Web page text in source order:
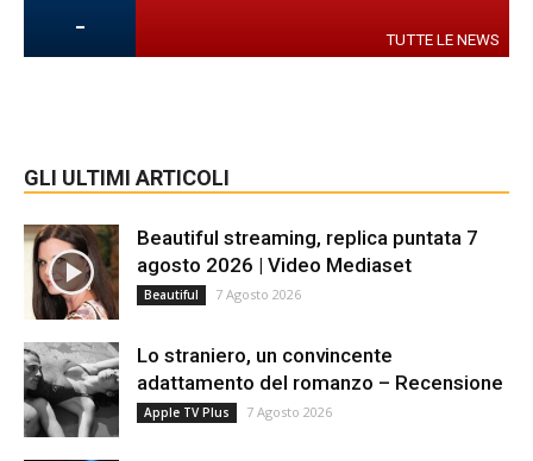
- TUTTE LE NEWS
GLI ULTIMI ARTICOLI
Beautiful streaming, replica puntata 7
agosto 2026 | Video Mediaset
Beautiful 7 Agosto 2026
Lo straniero, un convincente
adattamento del romanzo – Recensione
Apple TV Plus 7 Agosto 2026